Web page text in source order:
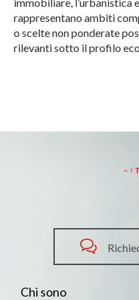
rappresentano ambiti
o scelte non ponderate
rilevanti sotto il profilo
– ↑

Chi sono